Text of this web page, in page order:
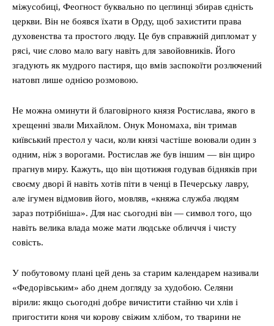
міжусобиці, Феогност буквально по цеглинці збирав єдність
церкви. Він не боявся їхати в Орду, щоб захистити права
духовенства та простого люду. Це був справжній дипломат у
рясі, чиє слово мало вагу навіть для завойовників. Його
згадують як мудрого пастиря, що вмів заспокоїти розлючений
натовп лише однією розмовою.
Не можна оминути й благовірного князя Ростислава, якого в
хрещенні звали Михайлом. Онук Мономаха, він тримав
київський престол у часи, коли князі частіше воювали один з
одним, ніж з ворогами. Ростислав же був іншим — він щиро
прагнув миру. Кажуть, що він щотижня годував бідняків при
своєму дворі й навіть хотів піти в ченці в Печерську лавру,
але ігумен відмовив його, мовляв, «княжа служба людям
зараз потрібніша». Для нас сьогодні він — символ того, що
навіть велика влада може мати людське обличчя і чисту
совість.
У побутовому плані цей день за старим календарем називали
«Федорівським» або днем догляду за худобою. Селяни
вірили: якщо сьогодні добре вичистити стайню чи хлів і
пригостити коня чи корову свіжим хлібом, то тварини не